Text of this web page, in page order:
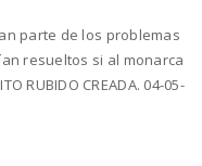
parte de los problemas
resueltos si al monarca
RUBIDO CREADA. 04-05-